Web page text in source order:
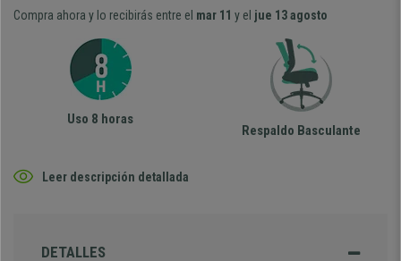
Compra ahora y lo recibirás entre el mar 11 y el jue 13 agosto
Uso 8 horas
Respaldo Basculante
Leer descripción detallada
DETALLES